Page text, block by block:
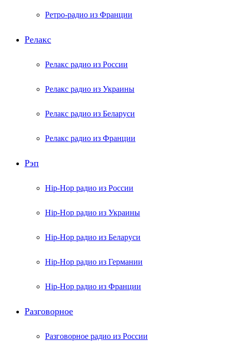
Ретро-радио из Франции
Релакс
Релакс радио из России
Релакс радио из Украины
Релакс радио из Беларуси
Релакс радио из Франции
Рэп
Hip-Hop радио из России
Hip-Hop радио из Украины
Hip-Hop радио из Беларуси
Hip-Hop радио из Германии
Hip-Hop радио из Франции
Разговорное
Разговорное радио из России